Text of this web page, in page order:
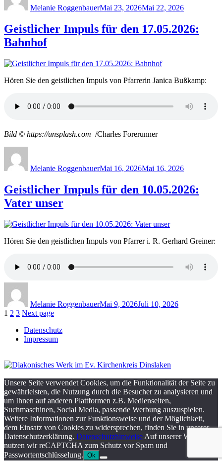
Melanie RoggenbauerMai 23, 2026Mai 22, 2026
Geistlicher Impuls für den 17.05.2026:
Bahnhof
Hören Sie den geistlichen Impuls von Pfarrerin Janica Bußkamp:
Bild © https://unsplash.com /Charles Forerunner
Melanie RoggenbauerMai 16, 2026Mai 16, 2026
Geistlicher Impuls für den 10.05.2026:
Vater unser
Hören Sie den geistlichen Impuls von Pfarrer i. R. Gerhard Greiner:
Melanie RoggenbauerMai 9, 2026Juli 10, 2026
Seitennummerierung
der
Beiträge
Page
1 Page
2 Page
3 Next page
Datenschutz
Impressum
Unsere Seite verwendet Cookies, um die Funktionalität der Seite zu
gewährleisten, die Nutzung durch die Besucher zu analysieren und
um Ihnen auf anderen Plattformen z.B. Medienseiten,
Suchmaschinen, Social Media, passende Werbung auszuspielen.
Weitere Informationen zur Funktionsweise und der Möglichkeit,
dem Einsatz von Cookies zu widersprechen, finden Sie in unserer
Datenschutzerklärung. Datenschutzhinweise Auf unserer Webseite
nutzen wir reCAPTCHA zum Schutz vor Spam und
Passwortentschlüsselung. Ok